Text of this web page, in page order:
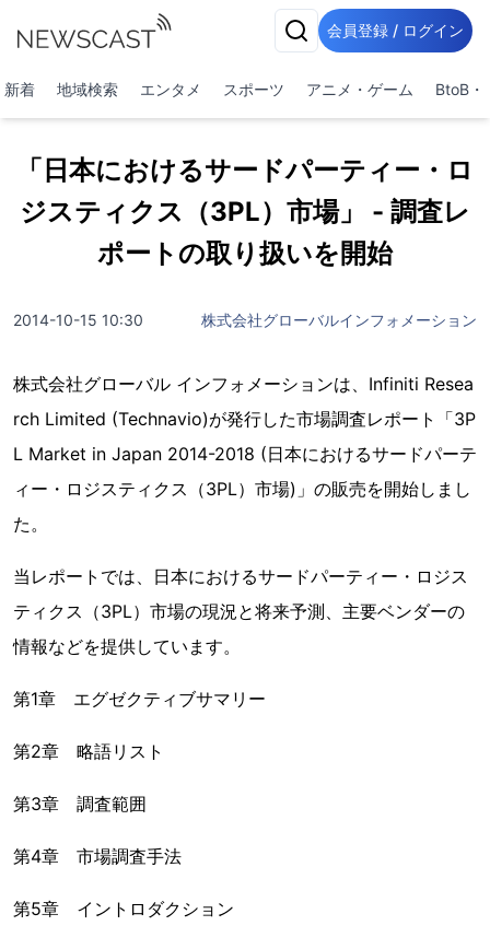
会員登録 / ログイン
新着 地域検索 エンタメ スポーツ アニメ・ゲーム BtoB・
「日本におけるサードパーティー・ロ
ジスティクス（3PL）市場」 - 調査レ
ポートの取り扱いを開始
2014-10-15 10:30 株式会社グローバルインフォメーション
株式会社グローバル インフォメーションは、Infiniti Resea
rch Limited (Technavio)が発行した市場調査レポート「3P
L Market in Japan 2014-2018 (日本におけるサードパーテ
ィー・ロジスティクス（3PL）市場)」の販売を開始しまし
た。
当レポートでは、日本におけるサードパーティー・ロジス
ティクス（3PL）市場の現況と将来予測、主要ベンダーの
情報などを提供しています。
第1章 エグゼクティブサマリー
第2章 略語リスト
第3章 調査範囲
第4章 市場調査手法
第5章 イントロダクション